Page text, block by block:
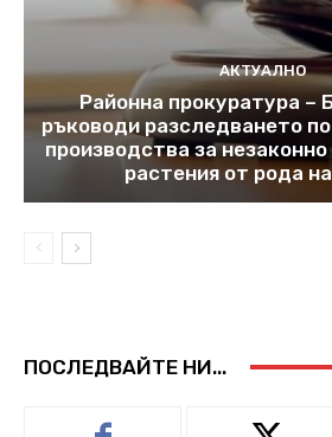
АКТУАЛНО
Районна прокуратура –
ръководи разследването
производства за
растения от рода
ПОСЛЕДВАЙТЕ НИ...